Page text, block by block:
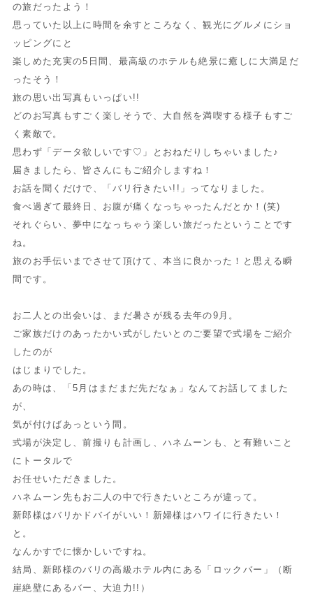
の旅だったよう！
思っていた以上に時間を余すところなく、観光にグルメにショ
ッピングにと
楽しめた充実の5日間、最高級のホテルも絶景に癒しに大満足だ
ったそう！
旅の思い出写真もいっぱい!!
どのお写真もすごく楽しそうで、大自然を満喫する様子もすご
く素敵で。
思わず「データ欲しいです♡」とおねだりしちゃいました♪
届きましたら、皆さんにもご紹介しますね！
お話を聞くだけで、「バリ行きたい!!」ってなりました。
食べ過ぎて最終日、お腹が痛くなっちゃったんだとか！(笑)
それぐらい、夢中になっちゃう楽しい旅だったということです
ね。
旅のお手伝いまでさせて頂けて、本当に良かった！と思える瞬
間です。
お二人との出会いは、まだ暑さが残る去年の9月。
ご家族だけのあったかい式がしたいとのご要望で式場をご紹介
したのが
はじまりでした。
あの時は、「5月はまだまだ先だなぁ」なんてお話してました
が、
気が付けばあっという間。
式場が決定し、前撮りも計画し、ハネムーンも、と有難いこと
にトータルで
お任せいただきました。
ハネムーン先もお二人の中で行きたいところが違って。
新郎様はバリかドバイがいい！新婦様はハワイに行きたい！
と。
なんかすでに懐かしいですね。
結局、新郎様のバリの高級ホテル内にある「ロックバー」（断
崖絶壁にあるバー、大迫力!!）